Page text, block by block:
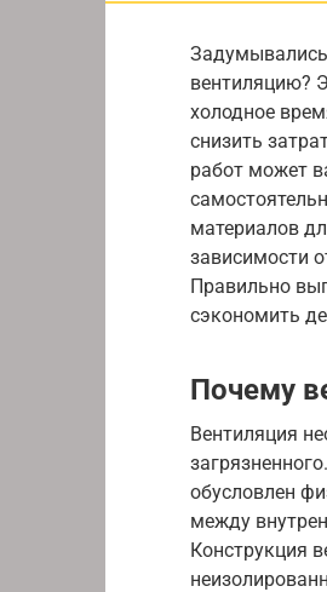
Задумывались
вентиляцию?
холодное
снизить
работ может
материалов
зависимости
Правильно
сэкономить
Почему
Вентиляция
обусловлен
между
Конструкция